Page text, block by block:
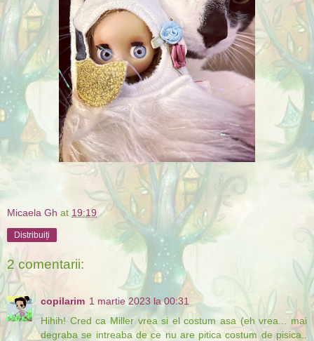
Micaela Gh at 19:19
Distribuiți
2 comentarii:
copilarim 1 martie 2023 la 00:31
Hihih! Cred ca Miller vrea si el costum asa (eh vrea... mai
degraba se intreaba de ce nu are pitica costum de pisica..